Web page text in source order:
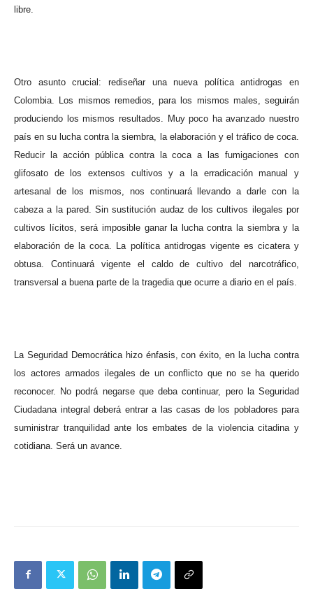
libre.
Otro asunto crucial: rediseñar una nueva política antidrogas en
Colombia. Los mismos remedios, para los mismos males, seguirán
produciendo los mismos resultados. Muy poco ha avanzado nuestro
país en su lucha contra la siembra, la elaboración y el tráfico de coca.
Reducir la acción pública contra la coca a las fumigaciones con
glifosato de los extensos cultivos y a la erradicación manual y
artesanal de los mismos, nos continuará llevando a darle con la
cabeza a la pared. Sin sustitución audaz de los cultivos ilegales por
cultivos lícitos, será imposible ganar la lucha contra la siembra y la
elaboración de la coca. La política antidrogas vigente es cicatera y
obtusa. Continuará vigente el caldo de cultivo del narcotráfico,
transversal a buena parte de la tragedia que ocurre a diario en el país.
La Seguridad Democrática hizo énfasis, con éxito, en la lucha contra
los actores armados ilegales de un conflicto que no se ha querido
reconocer. No podrá negarse que deba continuar, pero la Seguridad
Ciudadana integral deberá entrar a las casas de los pobladores para
suministrar tranquilidad ante los embates de la violencia citadina y
cotidiana. Será un avance.